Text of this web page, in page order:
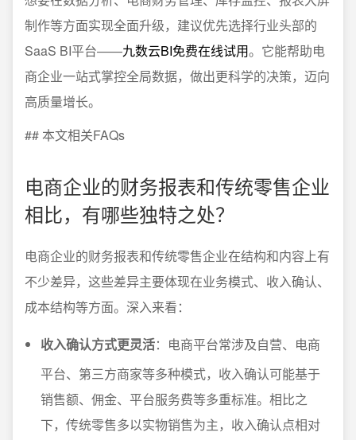
制作等方面实现全面升级，建议优先选择行业头部的
SaaS BI平台——九数云BI免费在线试用。它能帮助电
商企业一站式掌控全局数据，做出更科学的决策，迈向
高质量增长。
## 本文相关FAQs
电商企业的财务报表和传统零售企业
相比，有哪些独特之处？
电商企业的财务报表和传统零售企业在结构和内容上有
不少差异，这些差异主要体现在业务模式、收入确认、
成本结构等方面。深入来看：
收入确认方式更灵活：电商平台常涉及自营、电商
平台、第三方商家等多种模式，收入确认可能基于
销售额、佣金、平台服务费等多重标准。相比之
下，传统零售多以实物销售为主，收入确认点相对